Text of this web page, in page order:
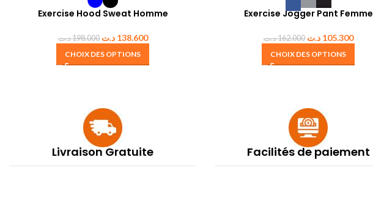
Exercise Hood Sweat Homme
198.000د.ت 138.600 د.ت
CHOIX DES OPTIONS
Exercise Jogger Pant Femme
162.000د.ت 105.300 د.ت
CHOIX DES OPTIONS
Livraison Gratuite Facilités de paiement